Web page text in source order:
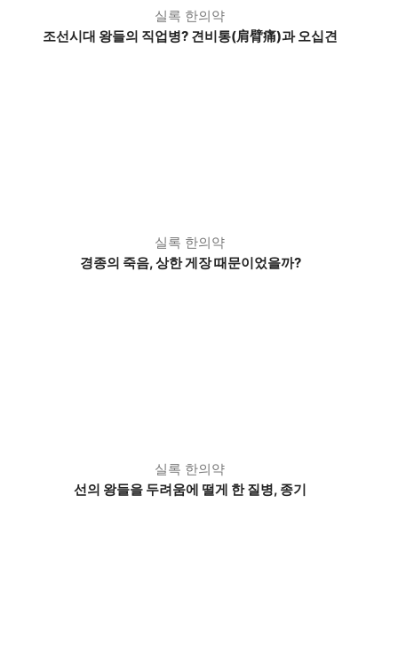
실록 한의약
조선시대 왕들의 직업병? 견비통(肩臂痛)과 오십견
실록 한의약
경종의 죽음, 상한 게장 때문이었을까?
실록 한의약
선의 왕들을 두려움에 떨게 한 질병, 종기